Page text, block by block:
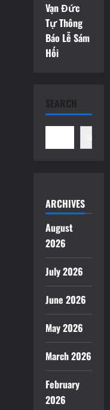
Vạn Đức
Tự Thông
Báo Lễ Sám
Hối
SEARCH
Search
ARCHIVES
August
2026
July 2026
June 2026
May 2026
March 2026
February
2026